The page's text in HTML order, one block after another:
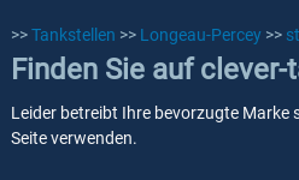
>>Tankstellen >> Longeau-Percey >>
Finden Sie auf
Leider betreibt Ihre bevorzugte Marke
Seite verwenden.